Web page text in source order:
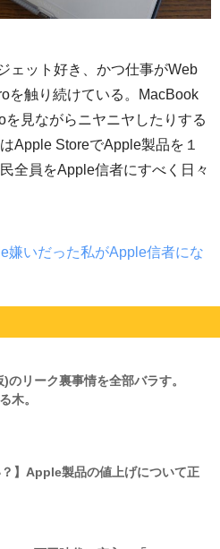
ェット好き、かつ仕事がWeb
を触り続けている。MacBook
見ながらニヤニヤしたりする
Apple StoreでApple製品を１
全員をApple信者にすべく日々
いだった私がApple信者にな
リーク裏事情を全部バラす。
木。
？】Apple製品の値上げについて正